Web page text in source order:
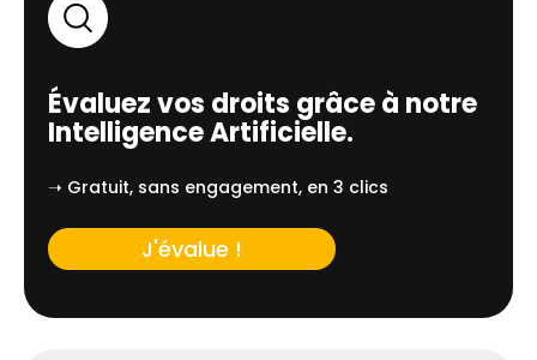
Évaluez vos droits grâce à notre
Intelligence Artificielle.
➝ Gratuit, sans engagement, en 3 clics
J'évalue !